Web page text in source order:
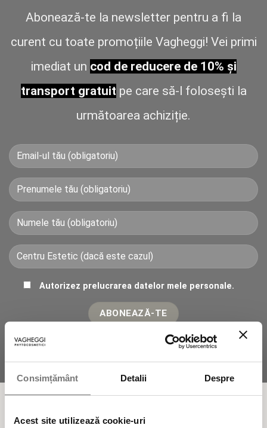
Consimțământ Detalii Despre
Acest site utilizează cookie-uri
Abonează-te la newsletter pentru a fi la
curent cu toate promoțiile Vagheggi! Vei primi
imediat un cod de reducere de 10% și
transport gratuit pe care să-l folosești la
următoarea achiziție.
Autorizez prelucrarea datelor mele personale.